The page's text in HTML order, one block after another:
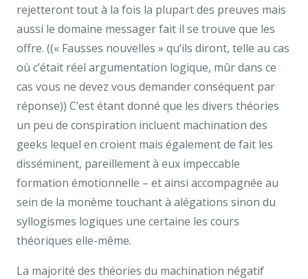
rejetteront tout à la fois la plupart des preuves mais
aussi le domaine messager fait il se trouve que les
offre. ((« Fausses nouvelles » qu’ils diront, telle au cas
où c’était réel argumentation logique, mûr dans ce
cas vous ne devez vous demander conséquent par
réponse)) C’est étant donné que les divers théories
un peu de conspiration incluent machination des
geeks lequel en croient mais également de fait les
disséminent, pareillement à eux impeccable
formation émotionnelle – et ainsi accompagnée au
sein de la monème touchant à alégations sinon du
syllogismes logiques une certaine les cours
théoriques elle-même.
La majorité des théories du machination négatif